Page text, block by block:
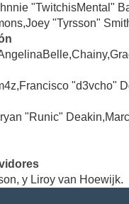
"TwitchisMental"
"Tyrsson"
"d3vcho"
"Runic"
y Liroy van Hoewijk.